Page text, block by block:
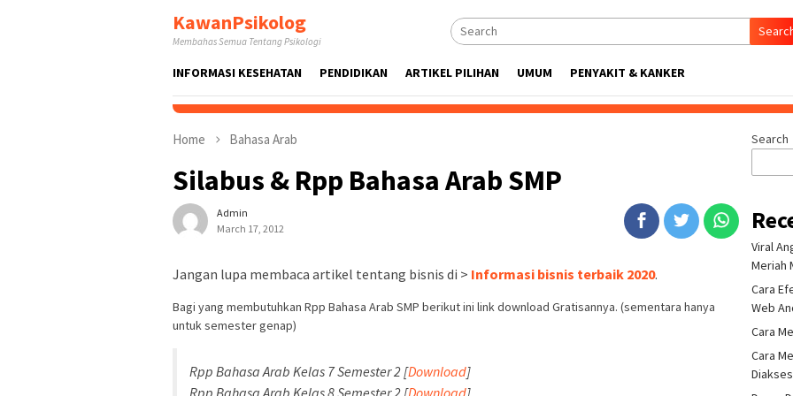
KawanPsikolog
Membahas Semua Tentang Psikologi
INFORMASI KESEHATAN PENDIDIKAN ARTIKEL PILIHAN UMUM PENYAKIT & KANKER
Home Bahasa Arab
Silabus & Rpp Bahasa Arab SMP
Admin
March 17, 2012
Jangan lupa membaca artikel tentang bisnis di > Informasi bisnis terbaik 2020.
Bagi yang membutuhkan Rpp Bahasa Arab SMP berikut ini link download Gratisannya. (sementara hanya
untuk semester genap)
Rpp Bahasa Arab Kelas 7 Semester 2 [Download]
Search
Viral
Meriah
Cara
Web
Cara
Cara
Diakses